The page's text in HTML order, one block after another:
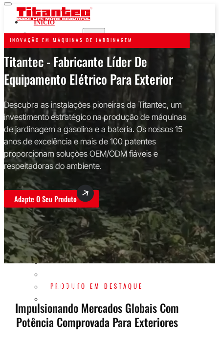
INÍCIO
A GASOLINA
APARADORES DE CORDAS E CORTADORES DE
ESCOVAS
MOTOSSERRAS
SERRAS DE VARA MULTIFUNÇÕES
BROCAS DE TERRA
SOPRADORES DE FOLHAS
CORTADORES DE SEBES
BOMBAS DE ÁGUA
CORTADORES DE RELVA
20V
40V
60V
SOLUÇÃO OEM/ODM
APOIO
PORQUÊ TITANTEC
BLOGUE
INOVAÇÃO EM MÁQUINAS DE JARDINAGEM
Titantec - Fabricante Líder De
Equipamento Elétrico Para Exterior
Descubra as instalações pioneiras da Titantec, um
investimento estratégico na produção de máquinas
de jardinagem a gasolina e a bateria. Os nossos 15
anos de excelência e mais de 100 patentes
proporcionam soluções OEM/ODM fiáveis e
respeitadoras do ambiente.
Adapte O Seu Produto
PRODUTO EM DESTAQUE
Impulsionando Mercados Globais Com
Potência Comprovada Para Exteriores